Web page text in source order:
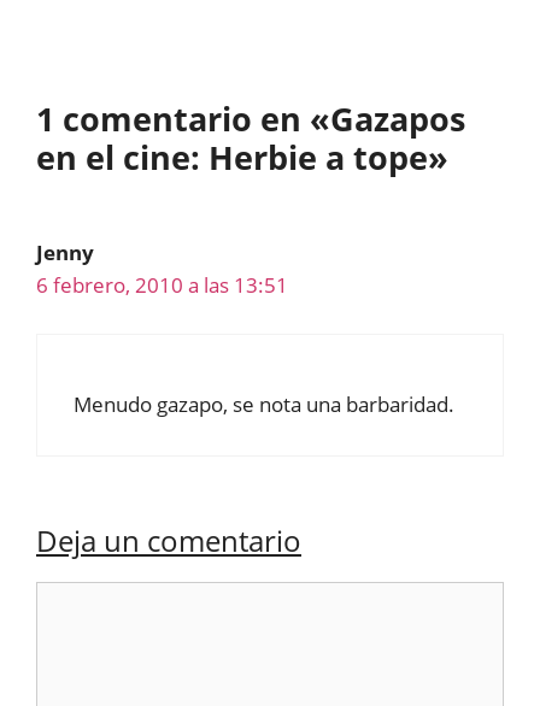
1 comentario en «Gazapos
en el cine: Herbie a tope»
Jenny
6 febrero, 2010 a las 13:51
Menudo gazapo, se nota una barbaridad.
Deja un comentario